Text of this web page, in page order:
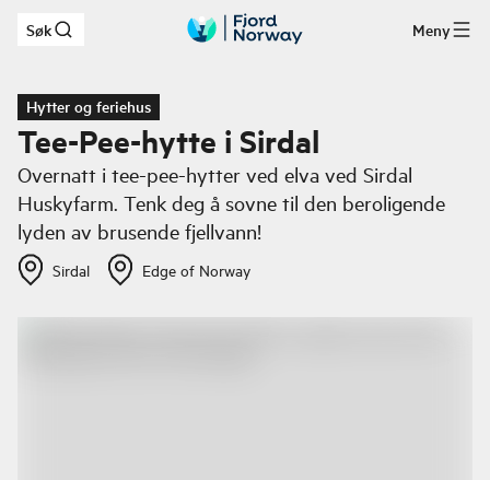
Hopp til hovedinnhold
Søk Meny
Hytter og feriehus
Tee-Pee-hytte i Sirdal
Overnatt i tee-pee-hytter ved elva ved Sirdal
Huskyfarm. Tenk deg å sovne til den beroligende
lyden av brusende fjellvann!
Sirdal Edge of Norway